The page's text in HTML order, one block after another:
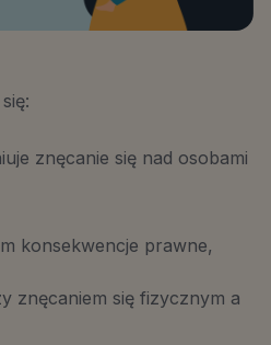
znęcanie się nad osobami
konsekwencje prawne,
znęcaniem się fizycznym a